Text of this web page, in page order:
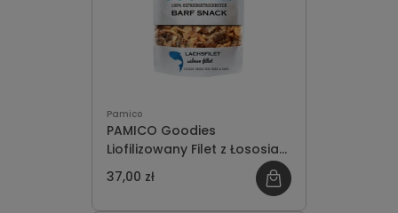
Pamico
PAMICO Goodies
Liofilizowany Filet z Łososia
50g
37,00 zł